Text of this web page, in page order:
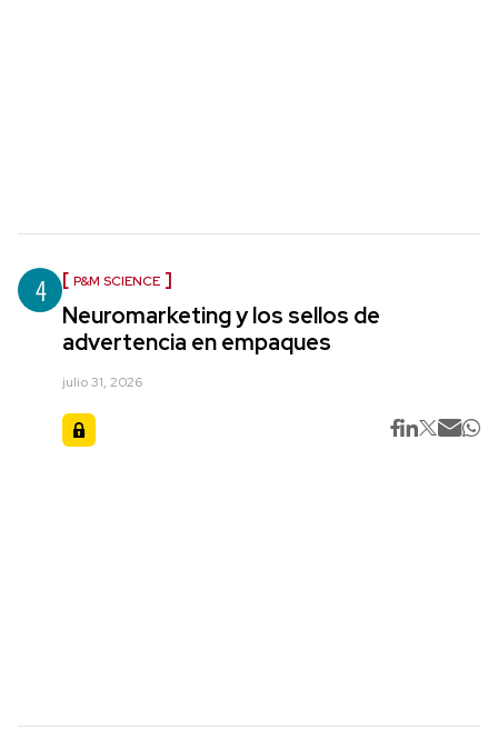
4 P&M SCIENCE
Neuromarketing y los sellos de
advertencia en empaques
julio 31, 2026